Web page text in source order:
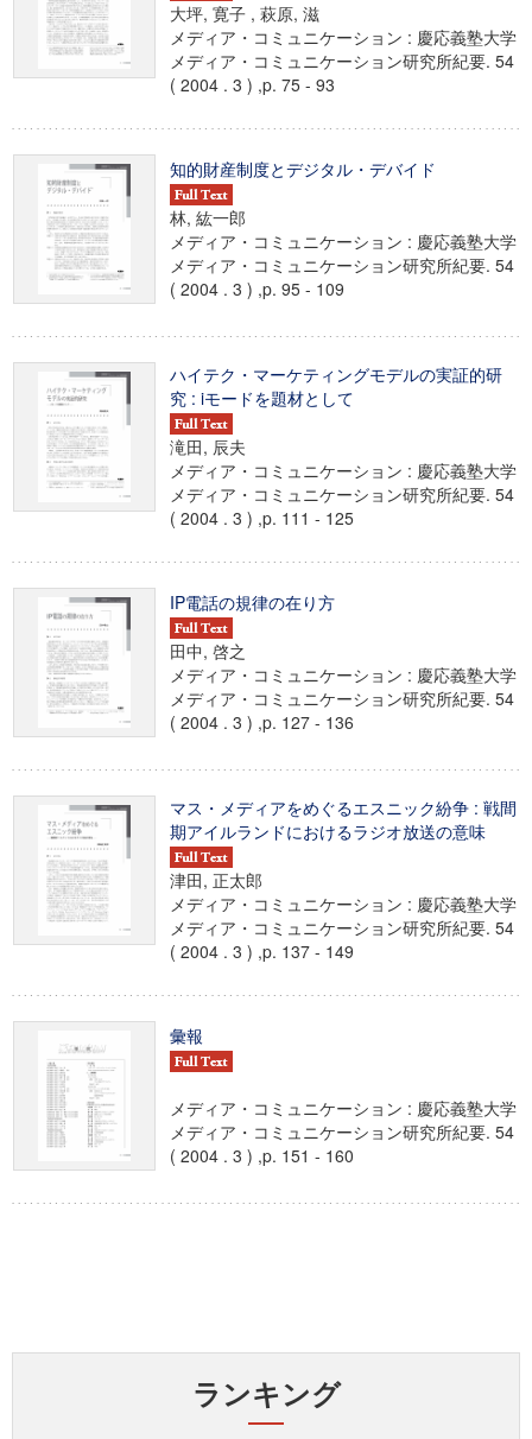
大坪, 寛子 , 萩原, 滋
メディア・コミュニケーション : 慶応義塾大学
メディア・コミュニケーション研究所紀要. 54
( 2004 . 3 ) ,p. 75 - 93
知的財産制度とデジタル・デバイド
林, 紘一郎
メディア・コミュニケーション : 慶応義塾大学
メディア・コミュニケーション研究所紀要. 54
( 2004 . 3 ) ,p. 95 - 109
ハイテク・マーケティングモデルの実証的研
究 : iモードを題材として
滝田, 辰夫
メディア・コミュニケーション : 慶応義塾大学
メディア・コミュニケーション研究所紀要. 54
( 2004 . 3 ) ,p. 111 - 125
IP電話の規律の在り方
田中, 啓之
メディア・コミュニケーション : 慶応義塾大学
メディア・コミュニケーション研究所紀要. 54
( 2004 . 3 ) ,p. 127 - 136
マス・メディアをめぐるエスニック紛争 : 戦間
期アイルランドにおけるラジオ放送の意味
津田, 正太郎
メディア・コミュニケーション : 慶応義塾大学
メディア・コミュニケーション研究所紀要. 54
( 2004 . 3 ) ,p. 137 - 149
彙報
メディア・コミュニケーション : 慶応義塾大学
メディア・コミュニケーション研究所紀要. 54
( 2004 . 3 ) ,p. 151 - 160
ランキング